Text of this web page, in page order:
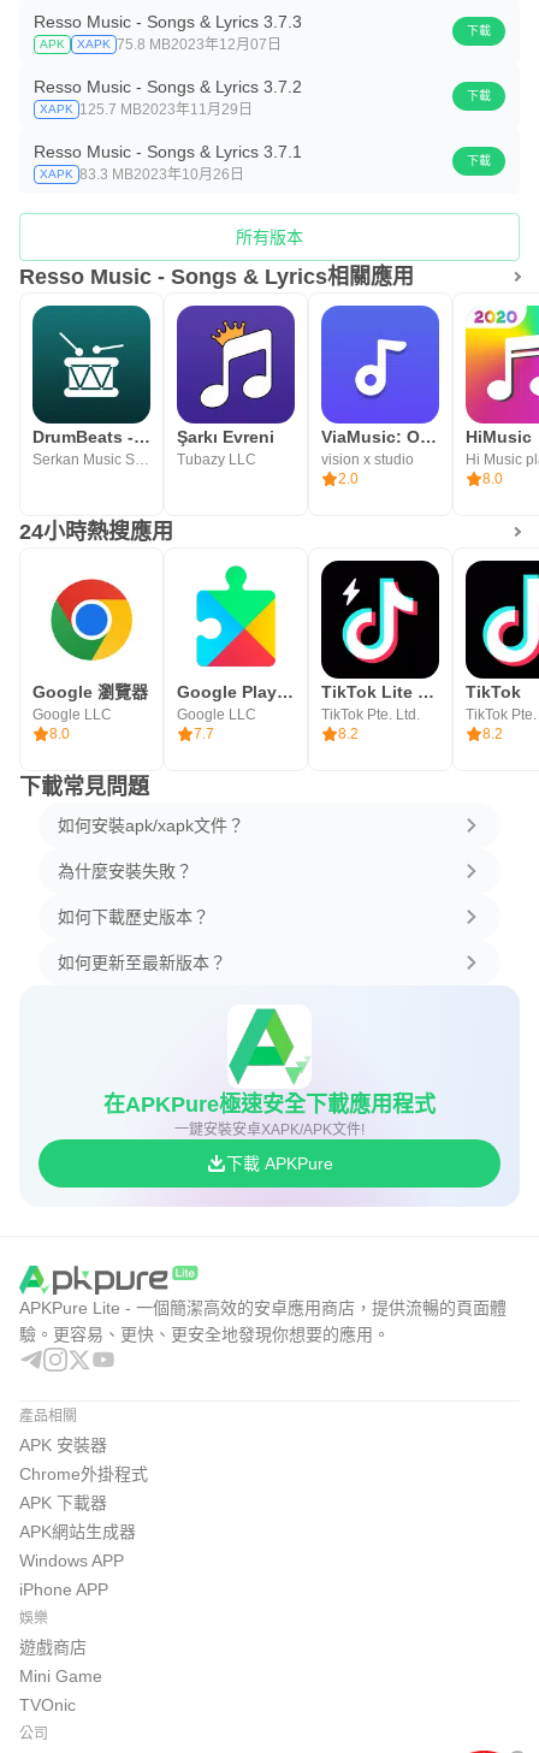
Resso Music - Songs & Lyrics 3.7.3
APK XAPK 75.8 MB2023年12月07日
下載
Resso Music - Songs & Lyrics 3.7.2
XAPK 125.7 MB2023年11月29日
下載
Resso Music - Songs & Lyrics 3.7.1
XAPK 83.3 MB2023年10月26日
下載
所有版本
Resso Music - Songs & Lyrics相關應用
DrumBeats - Real Drum Loops
Serkan Music Studio
Şarkı Evreni
Tubazy LLC
ViaMusic: Offline Music Player
vision x studio
2.0
Hi Music
8.0
24小時熱搜應用
Google 瀏覽器
Google LLC
8.0
Google Play 服務
Google LLC
7.7
TikTok Lite - Faster TikTok
TikTok Pte. Ltd.
8.2
TikTok
TikTok
8.2
下載常見問題
如何安裝apk/xapk文件？
為什麼安裝失敗？
如何下載歷史版本？
如何更新至最新版本？
在APKPure極速安全下載應用程式
一鍵安裝安卓XAPK/APK文件!
下載 APKPure
APKPure Lite - 一個簡潔高效的安卓應用商店，提供流暢的頁面體
驗。更容易、更快、更安全地發現你想要的應用。
產品相關
APK 安裝器
Chrome外掛程式
APK 下載器
APK網站生成器
Windows APP
iPhone APP
娛樂
遊戲商店
Mini Game
TVOnic
公司